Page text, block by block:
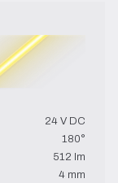
24 V DC
180°
512 lm
4 mm